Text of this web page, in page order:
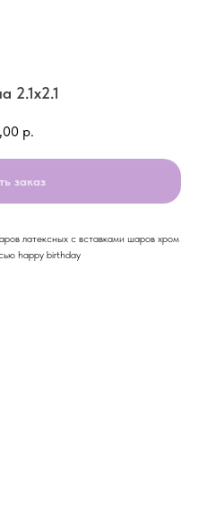
2.1х2.1
р.
заказ
латексных с вставками шаров хром
happy birthday